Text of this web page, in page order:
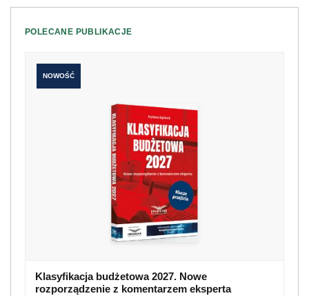
POLECANE PUBLIKACJE
NOWOŚĆ
Klasyfikacja budżetowa 2027. Nowe
rozporządzenie z komentarzem eksperta